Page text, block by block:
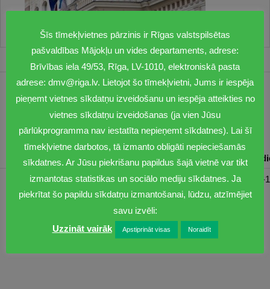
1201
dmv@riga.lv
Pirmdiena Otrdiena Trešdiena Ceturtdiena
08:30-17:00 08:00-17:00 08:00-17:00 08:00-17:00 08:00-
Šīs tīmekļvietnes pārzinis ir Rīgas valstspilsētas
pašvaldības Mājokļu un vides departaments, adrese:
Brīvības iela 49/53, Rīga, LV-1010, elektroniskā pasta
adrese: dmv@riga.lv. Lietojot šo tīmekļvietni, Jums ir iespēja
pieņemt vietnes sīkdatņu izveidošanu un iespēja atteikties no
vietnes sīkdatņu izveidošanas (ja vien Jūsu
pārlūkprogramma nav iestatīta nepieņemt sīkdatnes). Lai šī
tīmekļvietne darbotos, tā izmanto obligāti nepieciešamās
sīkdatnes. Ar Jūsu piekrišanu papildus šajā vietnē var tikt
izmantotas statistikas un sociālo mediju sīkdatnes. Ja
piekrītat šo papildu sīkdatņu izmantošanai, lūdzu, atzīmējiet
savu izvēli:
Uzzināt vairāk
Apstiprināt visas Noraidīt